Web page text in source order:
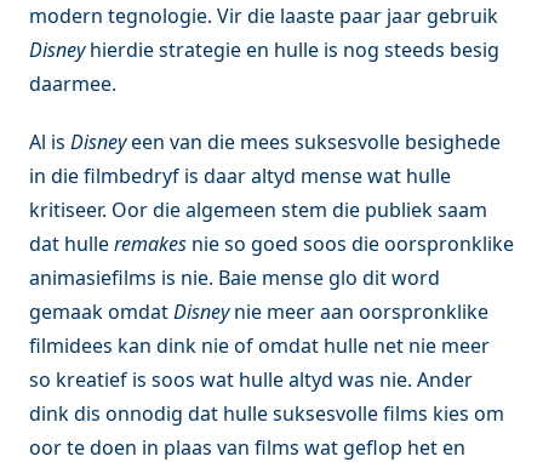
modern tegnologie. Vir die laaste paar jaar gebruik
Disneyhierdie strategie en hulle is nog steeds besig
daarmee.
Al is Disneyeen van die mees suksesvolle besighede
in die filmbedryf is daar altyd mense wat hulle
kritiseer. Oor die algemeen stem die publiek saam
dat hulleremakes nie so goed soos die oorspronklike
animasiefilms is nie. Baie mense glo dit word
gemaak omdatDisneynie meer aan oorspronklike
filmidees kan dink nie of omdat hulle net nie meer
so kreatief is soos wat hulle altyd was nie. Ander
dink dis onnodig dat hulle suksesvolle films kies om
oor te doen in plaas van films wat geflop het en